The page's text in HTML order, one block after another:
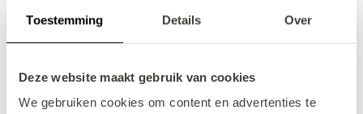
Toestemming Details Over
Deze website maakt gebruik van cookies
We gebruiken cookies om content en advertenties te
Knus tweepersoonsappartement in
Brouwershaven
2 1 2 1 +/- 61 m2